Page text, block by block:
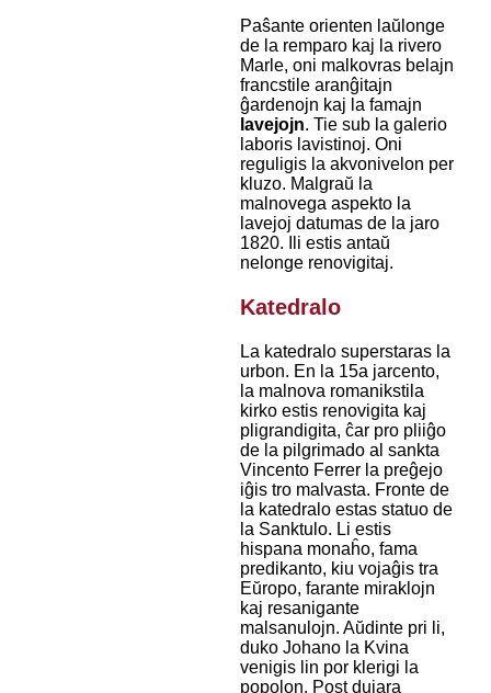
Paŝante orienten laŭlonge
de la remparo kaj la rivero
Marle, oni malkovras belajn
francstile aranĝitajn
ĝardenojn kaj la famajn
lavejojn. Tie sub la galerio
laboris lavistinoj. Oni
reguligis la akvonivelon per
kluzo. Malgraŭ la
malnovega aspekto la
lavejoj datumas de la jaro
1820. Ili estis antaŭ
nelonge renovigitaj.
Katedralo
La katedralo superstaras la
urbon. En la 15a jarcento,
la malnova romanikstila
kirko estis renovigita kaj
pligrandigita, ĉar pro pliiĝo
de la pilgrimado al sankta
Vincento Ferrer la preĝejo
iĝis tro malvasta. Fronte de
la katedralo estas statuo de
la Sanktulo. Li estis
hispana monaĥo, fama
predikanto, kiu vojaĝis tra
Eŭropo, farante miraklojn
kaj resanigante
malsanulojn. Aŭdinte pri li,
duko Johano la Kvina
venigis lin por klerigi la
popolon. Post dujara